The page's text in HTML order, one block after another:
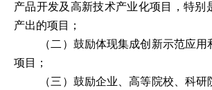
产品开发及高新技术产业化项目，特别
产出的项目；
（二）鼓励体现集成创新示范应
项目；
（三）鼓励企业、高等院校、科